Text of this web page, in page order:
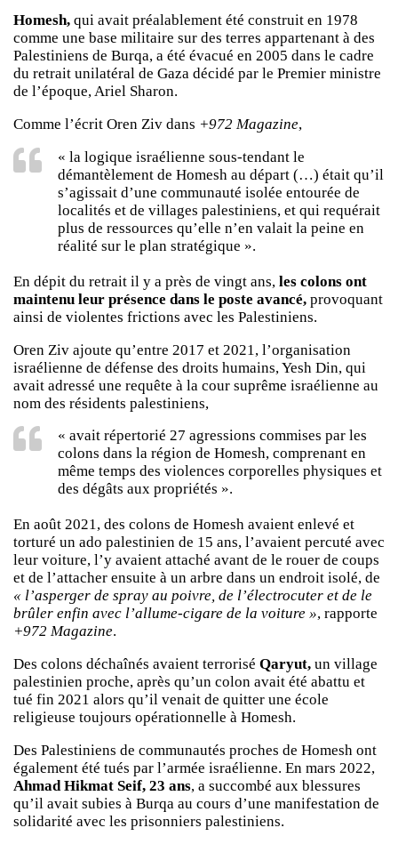
Homesh, qui avait préalablement été construit en 1978
comme une base militaire sur des terres appartenant à des
Palestiniens de Burqa, a été évacué en 2005 dans le cadre
du retrait unilatéral de Gaza décidé par le Premier ministre
de l’époque, Ariel Sharon.
Comme l’écrit Oren Ziv dans +972 Magazine,
« la logique israélienne sous-tendant le
démantèlement de Homesh au départ (…) était qu’il
s’agissait d’une communauté isolée entourée de
localités et de villages palestiniens, et qui requérait
plus de ressources qu’elle n’en valait la peine en
réalité sur le plan stratégique ».
En dépit du retrait il y a près de vingt ans, les colons ont
maintenu leur présence dans le poste avancé, provoquant
ainsi de violentes frictions avec les Palestiniens.
Oren Ziv ajoute qu’entre 2017 et 2021, l’organisation
israélienne de défense des droits humains, Yesh Din, qui
avait adressé une requête à la cour suprême israélienne au
nom des résidents palestiniens,
« avait répertorié 27 agressions commises par les
colons dans la région de Homesh, comprenant en
même temps des violences corporelles physiques et
des dégâts aux propriétés ».
En août 2021, des colons de Homesh avaient enlevé et
torturé un ado palestinien de 15 ans, l’avaient percuté avec
leur voiture, l’y avaient attaché avant de le rouer de coups
et de l’attacher ensuite à un arbre dans un endroit isolé, de
« l’asperger de spray au poivre, de l’électrocuter et de le
brûler enfin avec l’allume-cigare de la voiture », rapporte
+972 Magazine.
Des colons déchaînés avaient terrorisé Qaryut, un village
palestinien proche, après qu’un colon avait été abattu et
tué fin 2021 alors qu’il venait de quitter une école
religieuse toujours opérationnelle à Homesh.
Des Palestiniens de communautés proches de Homesh ont
également été tués par l’armée israélienne. En mars 2022,
Ahmad Hikmat Seif, 23 ans, a succombé aux blessures
qu’il avait subies à Burqa au cours d’une manifestation de
solidarité avec les prisonniers palestiniens.